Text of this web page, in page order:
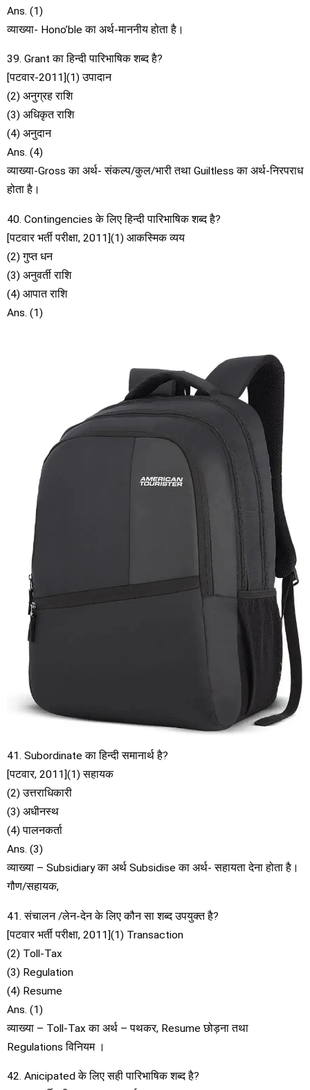
Ans. (1)
व्याख्या- Hono’ble का अर्थ-माननीय होता है।
39. Grant का हिन्दी पारिभाषिक शब्द है?
[पटवार-2011](1) उपादान
(2) अनुग्रह राशि
(3) अधिकृत राशि
(4) अनुदान
Ans. (4)
व्याख्या-Gross का अर्थ- संकल्प/कुल/भारी तथा Guiltless का अर्थ-निरपराध
होता है।
40. Contingencies के लिए हिन्दी पारिभाषिक शब्द है?
[पटवार भर्ती परीक्षा, 2011](1) आकस्मिक व्यय
(2) गुप्त धन
(3) अनुवर्ती राशि
(4) आपात राशि
Ans. (1)
41. Subordinate का हिन्दी समानार्थ है?
[पटवार, 2011](1) सहायक
(2) उत्तराधिकारी
(3) अधीनस्थ
(4) पालनकर्ता
Ans. (3)
व्याख्या – Subsidiary का अर्थ Subsidise का अर्थ- सहायता देना होता है।
गौण/सहायक,
41. संचालन /लेन-देन के लिए कौन सा शब्द उपयुक्त है?
[पटवार भर्ती परीक्षा, 2011](1) Transaction
(2) Toll-Tax
(3) Regulation
(4) Resume
Ans. (1)
व्याख्या – Toll-Tax का अर्थ – पथकर, Resume छोड़ना तथा
Regulations विनियम ।
42. Anicipated के लिए सही पारिभाषिक शब्द है?